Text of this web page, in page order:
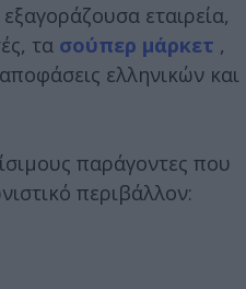
εταιρεία,
τα σούπερ μάρκετ ,
ελληνικών και
παράγοντες που
περιβάλλον: